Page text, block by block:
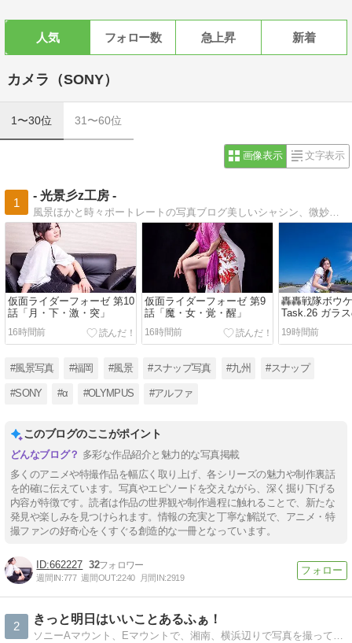
人気 フォロー数 急上昇 新着
カメラ（SONY）
1〜30位 31〜60位
画像表示 文字表示
1
- 光景彡z工房 -
風景ほかと時々ポートレートの写真ブログ美しいシャシン、微妙なシャシンの写真ブログです。
仮面ライダーフォーゼ 第10
話「月・下・激・突」
16時間前
仮面ライダーフォーゼ 第9
話「魔・女・覚・醒」
16時間前
轟轟戦隊ボウ
Task.26 ガラ
19時間前
#風景写真 #福岡 #風景 #スナップ写真 #九州 #スナップ
#SONY #α #OLYMPUS #アルファ
このブログのここがポイント
多彩な作品紹介と魅力的な写真掲載
多くのアニメや特撮作品を幅広く取り上げ、各シリーズの魅力や制作裏話
を的確に伝えています。写真やエピソードを交えながら、深く掘り下げる
内容が特徴です。読者は作品の世界観や制作過程に触れることで、新たな
発見や楽しみを見つけられます。情報の充実と丁寧な解説で、アニメ・特
撮ファンの好奇心をくすぐる創造的な一冊となっています。
662227 32
週間IN:777 週間OUT:2240 月間IN:2919
2
きっと明日はいいことあるふぁ！
ソニーAマウント、Eマウントで、湘南、横浜辺りで写真を撮って投稿しています。2020年6月から筋トレを始め、現在も継続中！